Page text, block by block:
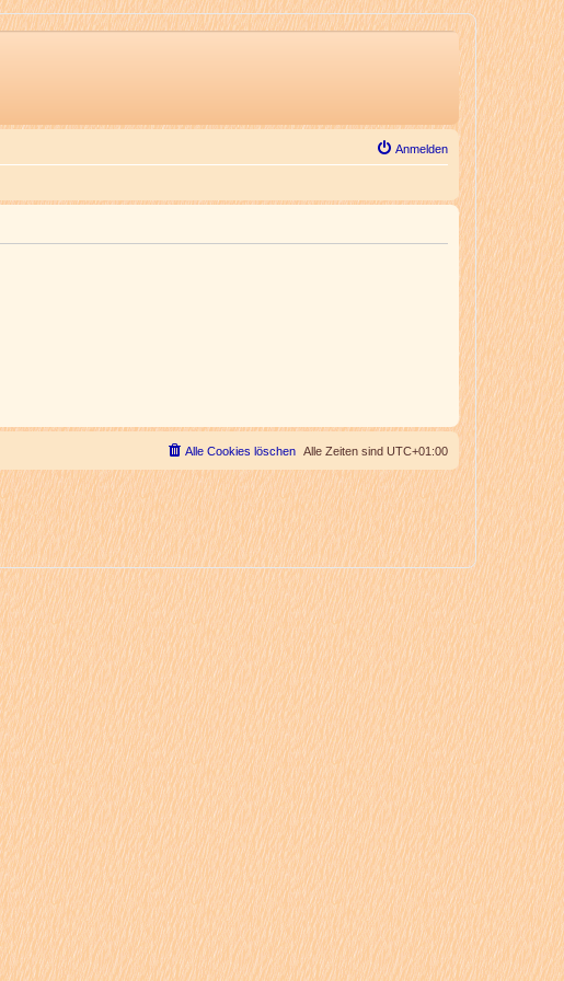
Anmelden
Alle Zeiten sind UTC+01:00
Alle Cookies löschen